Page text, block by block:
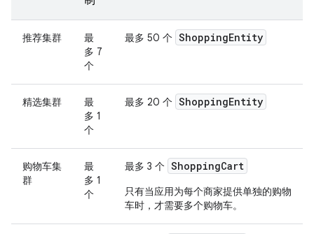
推荐集群
最
多 7
个
最多 50 个 ShoppingEntity
精选集群
最
多 1
个
最多 20 个 ShoppingEntity
购物车集
群
最
多 1
个
最多 3 个 ShoppingCart
只有当应用为每个商家提供单独的购物
车时，才需要多个购物车。